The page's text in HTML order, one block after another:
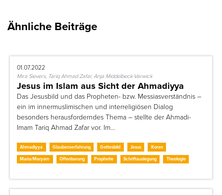
Ähnliche Beiträge
01.07.2022
Mira Sievers, Tariq Ahmad Zafar, Anja Middelbeck-Varwick
Jesus im Islam aus Sicht der Ahmadiyya
Das Jesusbild und das Propheten- bzw. Messiasverständnis –
ein im innermuslimischen und interreligiösen Dialog
besonders herausforderndes Thema – stellte der Ahmadi-
Imam Tariq Ahmad Zafar vor. Im…
Ahmadiyya Glaubenserfahrung Gottesbild Jesus
Koran
Maria/Maryam
Offenbarung Prophetie Schriftauslegung Theologie